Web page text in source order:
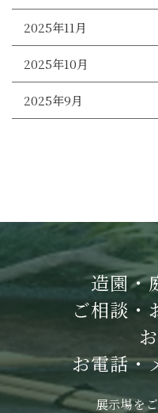
2025年11月
2025年10月
2025年9月
造園・
ご相談・
お電話・
展示場を